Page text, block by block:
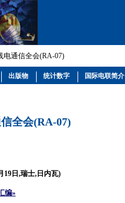
电通信全会(RA-07)
全会(RA-07)
19日,瑞士,日内瓦)
编»
出版物 统计数字 国际电联简介